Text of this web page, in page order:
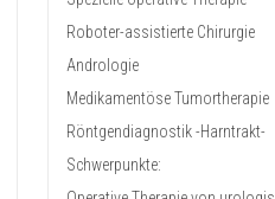
Roboter-assistierte Chirurgie
Andrologie
Medikamentöse Tumortherapie
Röntgendiagnostik -Harntrakt-
Schwerpunkte: